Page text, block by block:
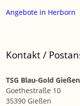
Angebote in Herborn
Kontakt /
TSG Blau-Gold
Goethestraße 10
35390 Gießen